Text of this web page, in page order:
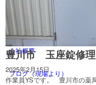
料金
法人様へ
会社概要
ブログ（現場より）
豊川市 玉座錠修理
2025年2月15日
作業員YSです。 豊川市の薬